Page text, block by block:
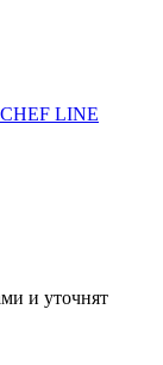
LINE
и уточнят